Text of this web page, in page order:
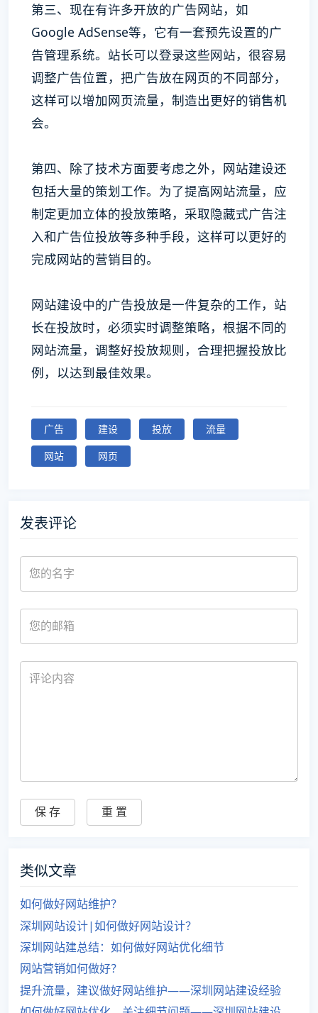
第三、现在有许多开放的广告网站，如
Google AdSense等，它有一套预先设置的广
告管理系统。站长可以登录这些网站，很容易
调整广告位置，把广告放在网页的不同部分，
这样可以增加网页流量，制造出更好的销售机
会。
第四、除了技术方面要考虑之外，网站建设还
包括大量的策划工作。为了提高网站流量，应
制定更加立体的投放策略，采取隐藏式广告注
入和广告位投放等多种手段，这样可以更好的
完成网站的营销目的。
网站建设中的广告投放是一件复杂的工作，站
长在投放时，必须实时调整策略，根据不同的
网站流量，调整好投放规则，合理把握投放比
例，以达到最佳效果。
广告 建设 投放
流量
网站
网页
发表评论
类似文章
如何做好网站维护？
深圳网站设计|如何做好网站设计？
深圳网站建总结：如何做好网站优化细节
网站营销如何做好？
提升流量，建议做好网站维护——深圳网站建设经验